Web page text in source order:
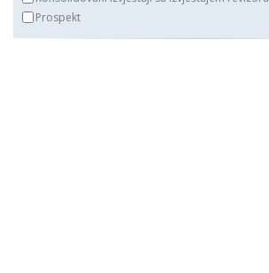
Prospekt